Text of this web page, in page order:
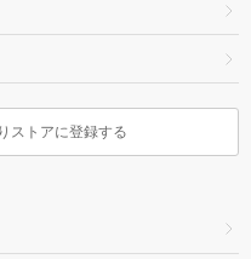
ストアに登録する